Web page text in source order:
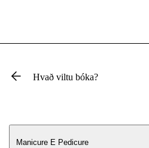
Hvað viltu bóka?
Manicure E Pedicure